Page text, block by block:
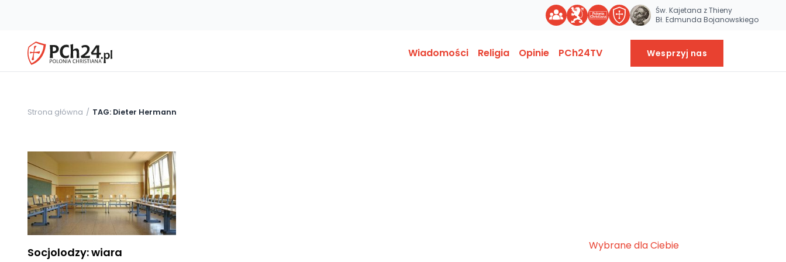
Św. Kajetana z Thieny
Bł. Edmunda Bojanowskiego
Wiadomości Religia Opinie PCh24TV Wesprzyj nas
Strona główna TAG: Dieter Hermann
Socjolodzy: wiara
Wybrane dla Ciebie